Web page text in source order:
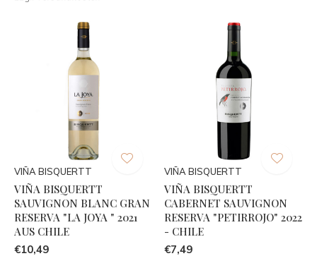
VIÑA BISQUERTT
VIÑA BISQUERTT
SAUVIGNON BLANC GRAN
RESERVA "LA JOYA " 2021
AUS CHILE
€10,49
VIÑA BISQUERTT
VIÑA BISQUERTT
CABERNET SAUVIGNON
RESERVA "PETIRROJO" 2022
- CHILE
€7,49